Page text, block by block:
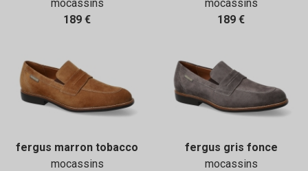
mocassins
189 €
mocassins
189 €
fergus marron tobacco
mocassins
fergus gris fonce
mocassins